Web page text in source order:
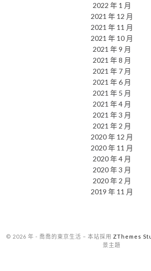
2022 年 1 月
2021 年 12 月
2021 年 11 月
2021 年 10 月
2021 年 9 月
2021 年 8 月
2021 年 7 月
2021 年 6 月
2021 年 5 月
2021 年 4 月
2021 年 3 月
2021 年 2 月
2020 年 12 月
2020 年 11 月
2020 年 4 月
2020 年 3 月
2020 年 2 月
2019 年 11 月
© 2026 年 - 喬喬的東京生活 – 本站採用 ZThemes
景主題